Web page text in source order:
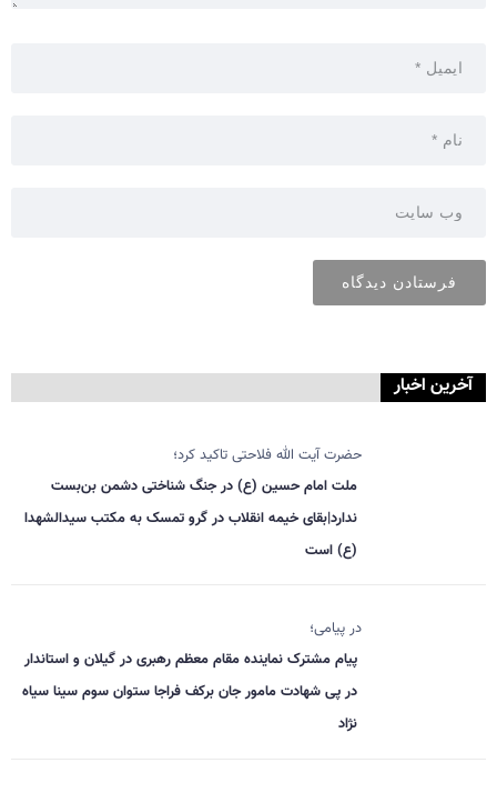
آخرین اخبار
حضرت آیت الله فلاحتی تاکید کرد؛
ملت امام حسین (ع) در جنگ شناختی دشمن بن‌بست
ندارد|بقای خیمه انقلاب در گرو تمسک به مکتب سیدالشهدا
(ع) است
در پیامی؛
پیام مشترک نماینده مقام معظم رهبری در گیلان و استاندار
در پی شهادت مامور جان برکف فراجا ستوان سوم سینا سیاه
نژاد